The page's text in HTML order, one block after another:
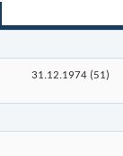
31.12.1974 (51)